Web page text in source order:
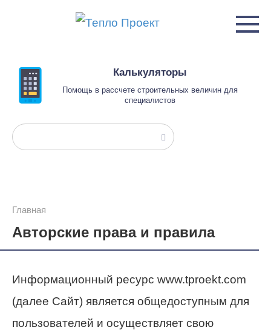
Калькуляторы
Помощь в рассчете строительных величин для
специалистов
Поиск:
Главная
Авторские права и правила
Информационный ресурс www.tproekt.com
(далее Сайт) является общедоступным для
пользователей и осуществляет свою